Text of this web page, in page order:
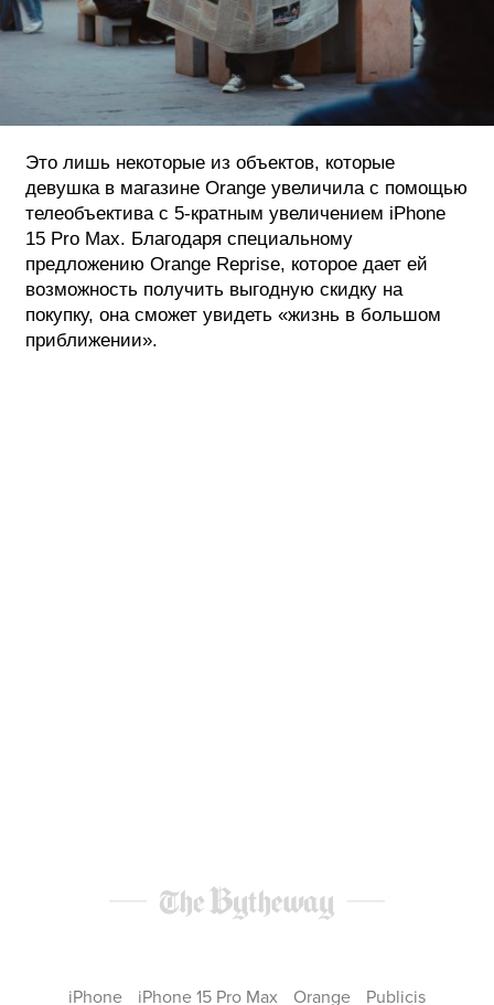
Это лишь некоторые из объектов, которые
девушка в магазине Orange увеличила с помощью
телеобъектива с 5-кратным увеличением iPhone
15 Pro Max. Благодаря специальному
предложению Orange Reprise, которое дает ей
возможность получить выгодную скидку на
покупку, она сможет увидеть «жизнь в большом
приближении».
iPhone iPhone 15 Pro Max Orange Publicis